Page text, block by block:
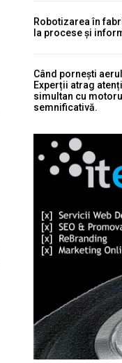
Robotizarea în
la procese și
Când pornești
Experții atrag
simultan cu
semnificativă.